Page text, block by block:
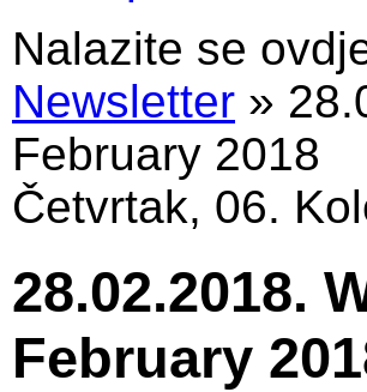
Nalazite se
Newsletter »
February 2018
Četvrtak, 06.
28.02.2018.
February